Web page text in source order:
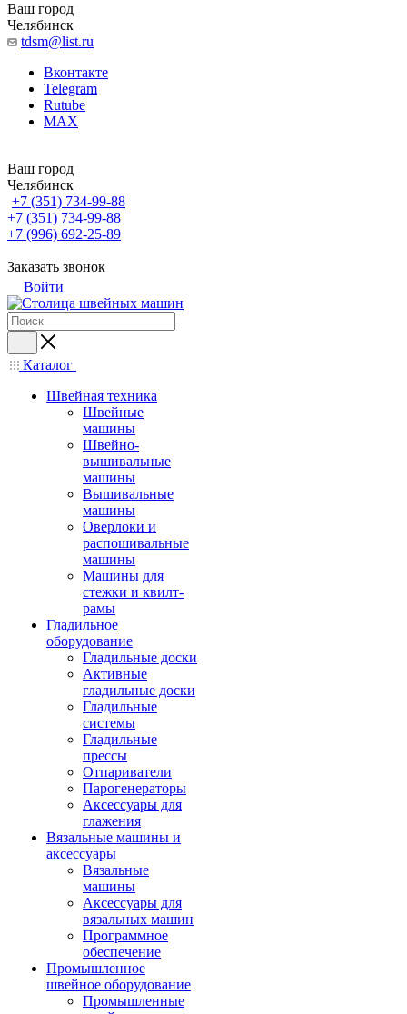
Ваш город
Челябинск
tdsm@list.ru
Вконтакте
Telegram
Rutube
MAX
Ваш город
Челябинск
+7 (351) 734-99-88
+7 (351) 734-99-88
+7 (996) 692-25-89
Заказать звонок
Войти
Каталог
Швейная техника
Швейные
машины
Швейно-
вышивальные
машины
Вышивальные
машины
Оверлоки и
распошивальные
машины
Машины для
стежки и квилт-
рамы
Гладильное
оборудование
Гладильные доски
Активные
гладильные доски
Гладильные
системы
Гладильные
прессы
Отпариватели
Парогенераторы
Аксессуары для
глажения
Вязальные машины и
аксессуары
Вязальные
машины
Аксессуары для
вязальных машин
Программное
обеспечение
Промышленное
швейное оборудование
Промышленные